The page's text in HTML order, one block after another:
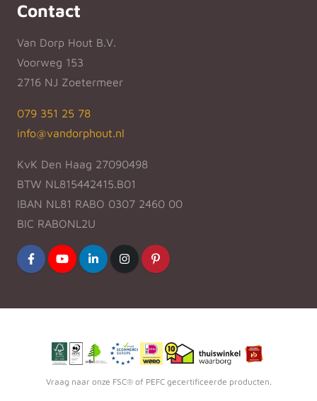
Contact
Van Dorp Hout B.V.
Voorweg 153
2716 NJ Zoetermeer
079 351 25 78
info@vandorphout.nl
KvK Den Haag 27090498
BTW NL815442415.B01
IBAN NL81 RABO 0307 2460 00
BIC RABONL2U
Vraag naar onze FSC® of PEFC gecertificeerde producten.